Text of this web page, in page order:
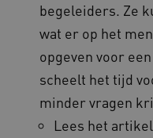
begeleiders. Ze
wat er op het
opgeven voor
scheelt het tijd
minder vragen
Lees het artikel
AWSALBCORS